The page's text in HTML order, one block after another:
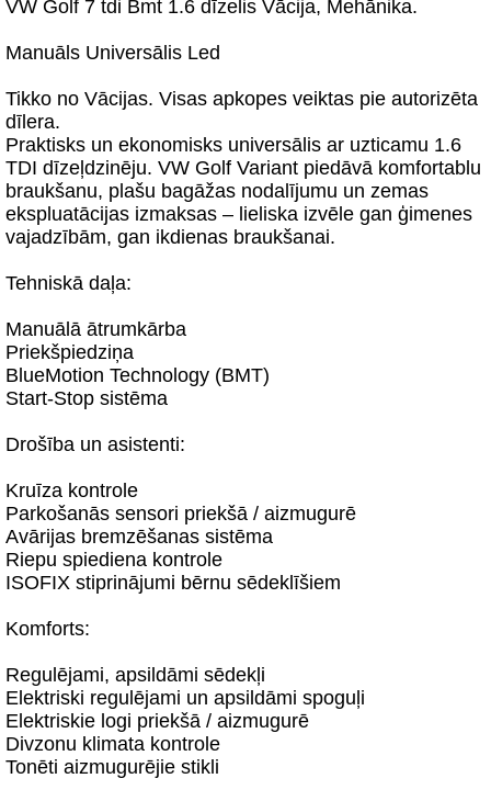
VW Golf 7 tdi Bmt 1.6 dīzelis Vācija, Mehānika.
Manuāls Universālis Led
Tikko no Vācijas. Visas apkopes veiktas pie autorizēta
dīlera.
Praktisks un ekonomisks universālis ar uzticamu 1.6
TDI dīzeļdzinēju. VW Golf Variant piedāvā komfortablu
braukšanu, plašu bagāžas nodalījumu un zemas
ekspluatācijas izmaksas – lieliska izvēle gan ģimenes
vajadzībām, gan ikdienas braukšanai.
Tehniskā daļa:
Manuālā ātrumkārba
Priekšpiedziņa
BlueMotion Technology (BMT)
Start-Stop sistēma
Drošība un asistenti:
Kruīza kontrole
Parkošanās sensori priekšā / aizmugurē
Avārijas bremzēšanas sistēma
Riepu spiediena kontrole
ISOFIX stiprinājumi bērnu sēdeklīšiem
Komforts:
Regulējami, apsildāmi sēdekļi
Elektriski regulējami un apsildāmi spoguļi
Elektriskie logi priekšā / aizmugurē
Divzonu klimata kontrole
Tonēti aizmugurējie stikli